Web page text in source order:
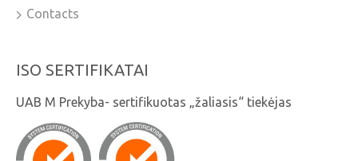
Contacts
ISO SERTIFIKATAI
UAB M Prekyba- sertifikuotas „žaliasis“ tiekėjas